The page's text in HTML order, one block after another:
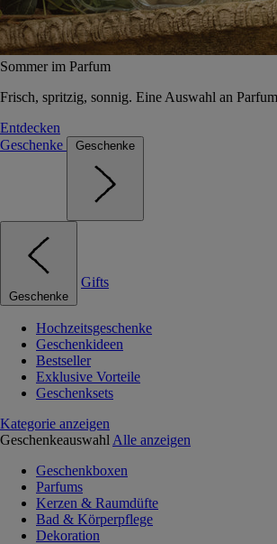
Sommer im Parfum
Frisch, spritzig, sonnig. Eine Auswahl an
Entdecken
Geschenke
Geschenke
Geschenke
Gifts
Hochzeitsgeschenke
Geschenkideen
Bestseller
Exklusive Vorteile
Geschenksets
Kategorie anzeigen
Geschenkeauswahl Alle anzeigen
Geschenkboxen
Parfums
Kerzen & Raumdüfte
Bad & Körperpflege
Dekoration